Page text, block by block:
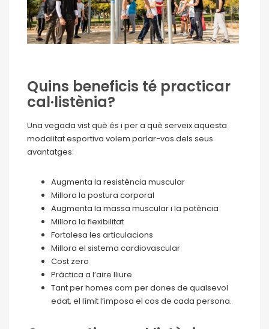
Quins beneficis té practicar
cal·listènia?
Una vegada vist què és i per a què serveix aquesta
modalitat esportiva volem parlar-vos dels seus
avantatges:
Augmenta la resistència muscular
Millora la postura corporal
Augmenta la massa muscular i la potència
Millora la flexibilitat
Fortalesa les articulacions
Millora el sistema cardiovascular
Cost zero
Pràctica a l’aire lliure
Tant per homes com per dones de qualsevol
edat, el límit l’imposa el cos de cada persona.